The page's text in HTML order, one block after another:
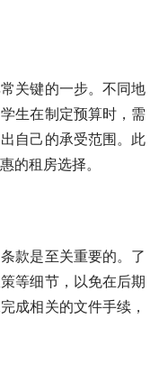
关键的一步。不同地
生在制定预算时，需
自己的承受范围。此
的租房选择。
款是至关重要的。了
等细节，以免在后期
成相关的文件手续，